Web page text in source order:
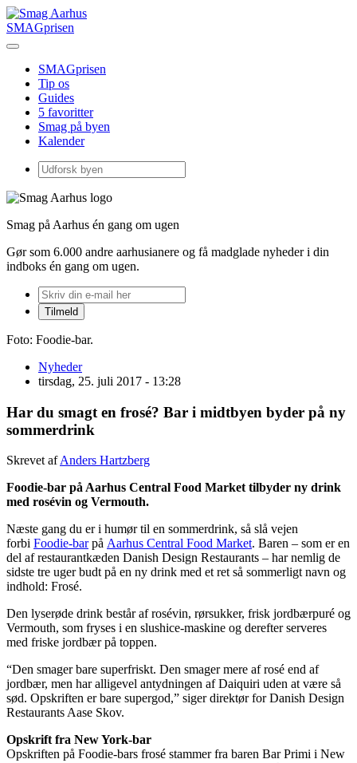
SMAGprisen
SMAGprisen
Tip os
Guides
5 favoritter
Smag på byen
Kalender
Smag på Aarhus én gang om ugen
Gør som 6.000 andre aarhusianere og få madglade nyheder i din
indboks én gang om ugen.
Foto: Foodie-bar.
Nyheder
tirsdag, 25. juli 2017 - 13:28
Har du smagt en frosé? Bar i midtbyen byder på ny
sommerdrink
Skrevet afAnders Hartzberg
Foodie-bar på Aarhus Central Food Market tilbyder ny drink
med rosévin og Vermouth.
Næste gang du er i humør til en sommerdrink, så slå vejen
forbi Foodie-barpå Aarhus Central Food Market. Baren – som er en
del af restaurantkæden Danish Design Restaurants – har nemlig de
sidste tre uger budt på en ny drink med et ret så sommerligt navn og
indhold: Frosé.
Den lyserøde drink består af rosévin, rørsukker, frisk jordbærpuré og
Vermouth, som fryses i en slushice-maskine og derefter serveres
med friske jordbær på toppen.
“Den smager bare superfriskt. Den smager mere af rosé end af
jordbær, men har alligevel antydningen af Daiquiri uden at være så
sød. Opskriften er bare supergod,” siger direktør for Danish Design
Restaurants Aase Skov.
Opskrift fra New York-bar
Opskriften på Foodie-bars frosé stammer fra baren Bar Primi i New